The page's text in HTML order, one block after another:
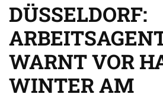
DÜSSELDORF:
WARNT VOR
WINTER AM